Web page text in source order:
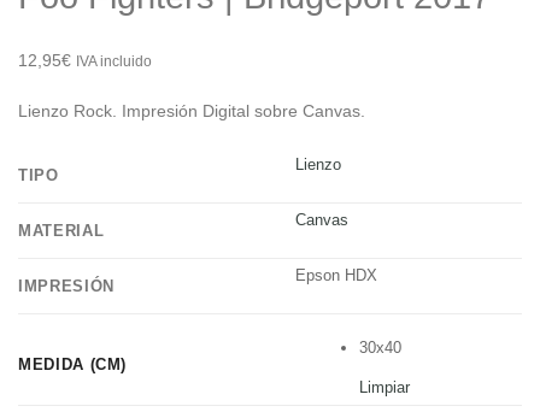
12,95€ IVA incluido
Lienzo Rock. Impresión Digital sobre Canvas.
TIPO
Lienzo
MATERIAL
Canvas
IMPRESIÓN
Epson HDX
MEDIDA (CM)
30x40
Limpiar